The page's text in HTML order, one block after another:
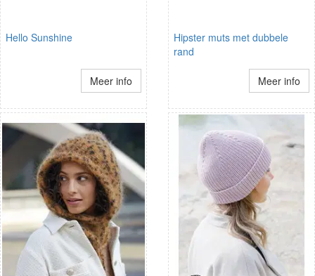
Hello Sunshine
Meer info
Hipster muts met dubbele
rand
Meer info